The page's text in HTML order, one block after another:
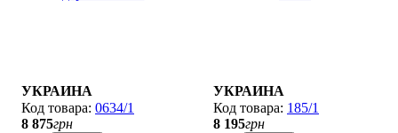
УКРАИНА
0634/1
8 875грн
УКРАИНА
185/1
8 195грн